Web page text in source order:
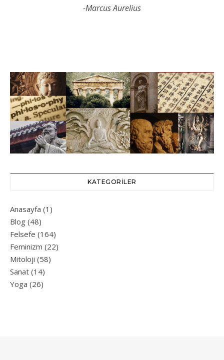
-Marcus Aurelius
KATEGORILER
Anasayfa (1)
Blog (48)
Felsefe (164)
Feminizm (22)
Mitoloji (58)
Sanat (14)
Yoga (26)